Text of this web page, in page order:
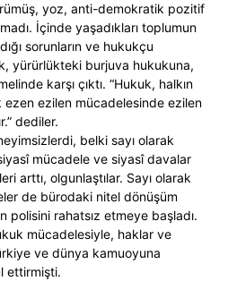
yoz, anti-demokratik pozitif
İçinde yaşadıkları toplumun
sorunların ve hukukçu
yürürlükteki burjuva hukukuna,
karşı çıktı. “Hukuk, halkın
ezen ezilen mücadelesinde ezilen
dediler.
belki sayı olarak
mücadele ve siyasî davalar
arttı, olgunlaştılar. Sayı olarak
de bürodaki nitel dönüşüm
polisini rahatsız etmeye başladı.
mücadelesiyle, haklar ve
ve dünya kamuoyuna
ettirmişti.